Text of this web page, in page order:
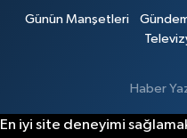
Günün Manşetleri
Haber
En iyi site deneyimi